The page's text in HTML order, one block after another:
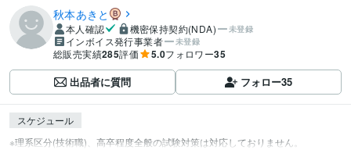
秋本あきと
本人確認 機密保持契約(NDA) 未登録
インボイス発行事業者 未登録
総販売実績285評価 5.0フォロワー35
出品者に質問 フォロー35
スケジュール